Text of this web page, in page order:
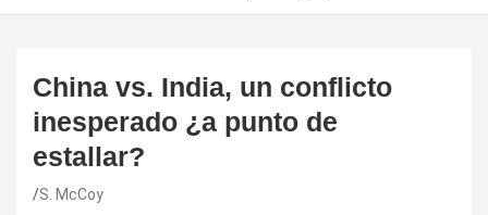
China vs. India, un conflicto
inesperado ¿a punto de
estallar?
S. McCoy